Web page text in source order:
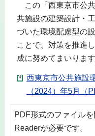
この「西東京市公
共施設の建築設計・
づいた環境配慮型の
ことで、対策を推進
成に努めてまいります
西東京市公共施
（2024）年5月（
PDF形式のファイル
Readerが必要です。